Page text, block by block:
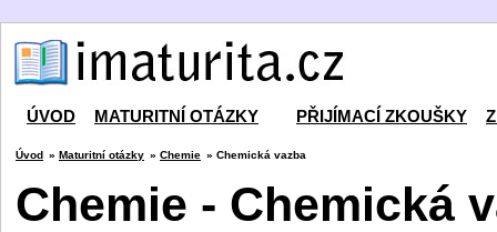
ÚVOD MATURITNÍ OTÁZKY PŘIJÍMACÍ ZKOUŠKY
Úvod » Maturitní otázky » Chemie » Chemická vazba
Chemie - Chemická